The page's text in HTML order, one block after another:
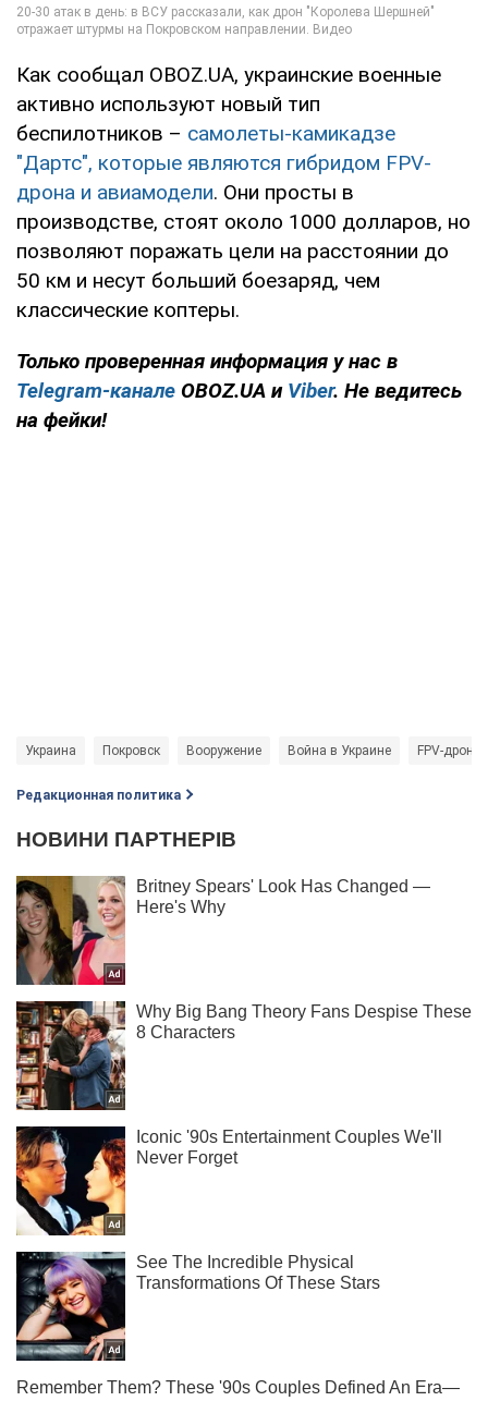
Как сообщал OBOZ.UA, украинские военные
активно используют новый тип
беспилотников – самолеты-камикадзе
"Дартс", которые являются гибридом FPV-
дрона и авиамодели. Они просты в
производстве, стоят около 1000 долларов, но
позволяют поражать цели на расстоянии до
50 км и несут больший боезаряд, чем
классические коптеры.
Только проверенная информация у нас в
Telegram-канале OBOZ.UA и Viber. Не ведитесь
на фейки!
Украина Покровск Вооружение Война в Украине FPV-дрони
Редакционная политика